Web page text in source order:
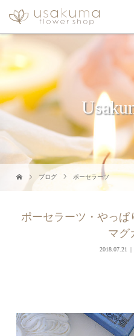
ブログ ポーセラーツ
ポーセラーツ・やっ
マグ
2018.07.21